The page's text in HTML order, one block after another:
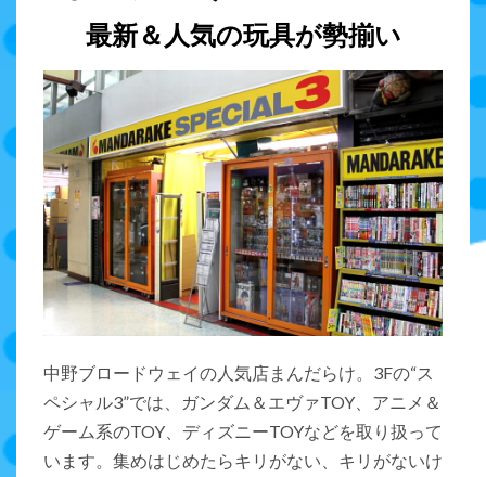
最新＆人気の玩具が勢揃い
中野ブロードウェイの人気店まんだらけ。3Fの“ス
ペシャル3”では、ガンダム＆エヴァTOY、アニメ＆
ゲーム系のTOY、ディズニーTOYなどを取り扱って
います。集めはじめたらキリがない、キリがないけ